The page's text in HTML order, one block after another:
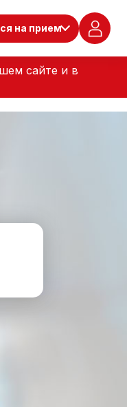
сайте и в
на прием